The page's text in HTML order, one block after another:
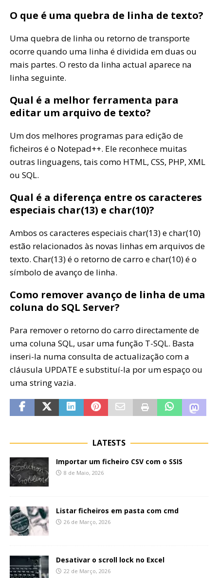
O que é uma quebra de linha de texto?
Uma quebra de linha ou retorno de transporte
ocorre quando uma linha é dividida em duas ou
mais partes. O resto da linha actual aparece na
linha seguinte.
Qual é a melhor ferramenta para
editar um arquivo de texto?
Um dos melhores programas para edição de
ficheiros é o Notepad++. Ele reconhece muitas
outras linguagens, tais como HTML, CSS, PHP, XML
ou SQL.
Qual é a diferença entre os caracteres
especiais char(13) e char(10)?
Ambos os caracteres especiais char(13) e char(10)
estão relacionados às novas linhas em arquivos de
texto. Char(13) é o retorno de carro e char(10) é o
símbolo de avanço de linha.
Como remover avanço de linha de uma
coluna do SQL Server?
Para remover o retorno do carro directamente de
uma coluna SQL, usar uma função T-SQL. Basta
inseri-la numa consulta de actualização com a
cláusula UPDATE e substituí-la por um espaço ou
uma string vazia.
LATESTS
Importar um ficheiro CSV com o SSIS
8 de Maio, 2026
Listar ficheiros em pasta com cmd
26 de Março, 2026
Desativar o scroll lock no Excel
22 de Março, 2026